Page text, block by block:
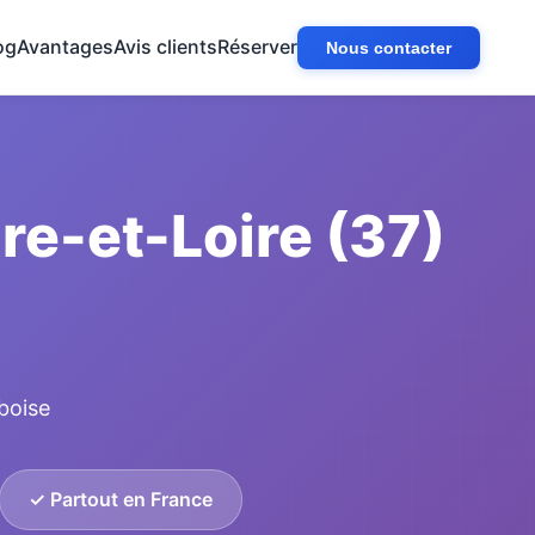
AvantagesAvis clientsRéserver Nous contacter
et-Loire (37)
✓ Partout en France